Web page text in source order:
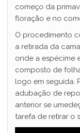
começo da
floração e no
O procedimento
a retirada da
onde a espécime
composto de
logo em seguida.
adubação de
anterior se
tarefa de retirar o